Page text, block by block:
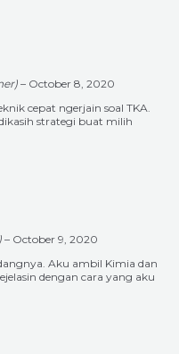
– October 8, 2020
cepat ngerjain soal TKA.
strategi buat milih
– October 9, 2020
Aku ambil Kimia dan
dengan cara yang aku